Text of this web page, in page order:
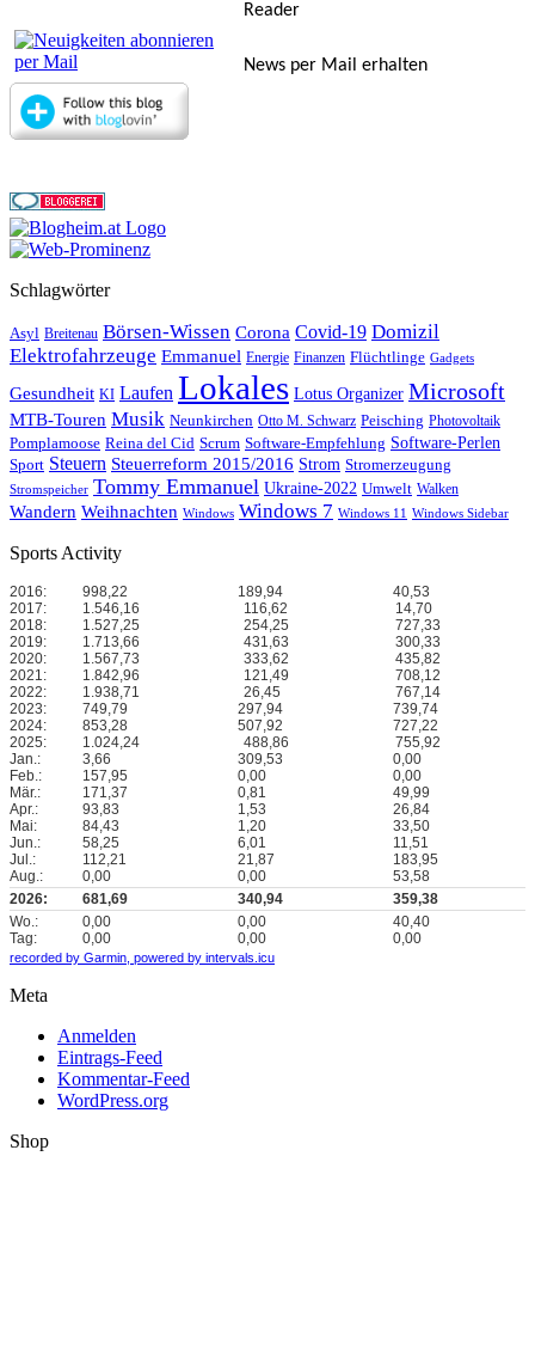
Reader
News per Mail erhalten
Schlagwörter
Asyl Breitenau Börsen-Wissen Corona Covid-19 Domizil
Elektrofahrzeuge Emmanuel Energie Finanzen Flüchtlinge Gadgets
Gesundheit KI Laufen Lokales Lotus Organizer Microsoft
MTB-Touren Musik Neunkirchen Otto M. Schwarz Peisching Photovoltaik
Pomplamoose Reina del Cid Scrum Software-Empfehlung Software-Perlen
Sport Steuern Steuerreform 2015/2016 Strom Stromerzeugung
Stromspeicher Tommy Emmanuel Ukraine-2022 Umwelt Walken
Wandern Weihnachten Windows Windows 7 Windows 11 Windows Sidebar
Sports Activity
2016: 998,22 189,94
40,53
2017:
1.546,16 116,62
14,70
2018:
1.527,25 254,25
727,33
2019:
1.713,66 431,63
300,33
2020:
1.567,73 333,62
435,82
2021:
1.842,96 121,49
708,12
2022:
1.938,71 26,45
767,14
2023:
749,79 297,94
739,74
2024:
853,28 507,92
727,22
2025:
1.024,24 488,86
755,92
Jan.:
3,66 309,53
0,00
Feb.:
157,95 0,00
0,00
Mär.:
171,37 0,81
49,99
Apr.:
93,83 1,53
26,84
Mai:
84,43 1,20
33,50
Jun.:
58,25 6,01
11,51
Jul.:
112,21 21,87
183,95
Aug.:
0,00 0,00
53,58
2026:
681,69 340,94
359,38
Wo.:
0,00 0,00
40,40
Tag:
0,00 0,00 0,00
recorded by Garmin, powered by intervals.icu
Meta
Anmelden
Eintrags-Feed
Kommentar-Feed
WordPress.org
Shop